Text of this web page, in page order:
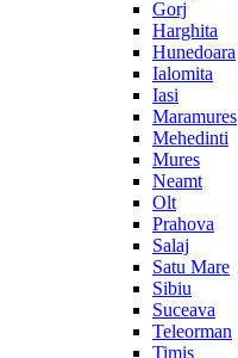
Gorj
Harghita
Hunedoara
Ialomita
Iasi
Maramures
Mehedinti
Mures
Neamt
Olt
Prahova
Salaj
Satu Mare
Sibiu
Suceava
Teleorman
Timis